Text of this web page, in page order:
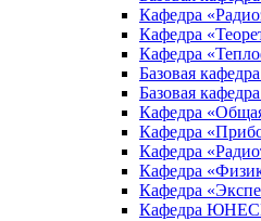
Кафедра
Кафедра
Кафедра
Базовая
Базовая
Кафедра
Кафедра
Кафедра
Кафедра
Кафедра
Кафедра